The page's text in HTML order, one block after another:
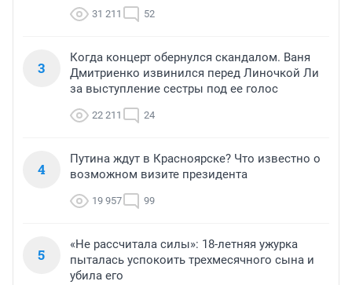
31 211 52
3
Когда концерт обернулся скандалом. Ваня
Дмитриенко извинился перед Линочкой Ли
за выступление сестры под ее голос
22 211 24
4
Путина ждут в Красноярске? Что известно о
возможном визите президента
19 957 99
5
«Не рассчитала силы»: 18-летняя ужурка
пыталась успокоить трехмесячного сына и
убила его